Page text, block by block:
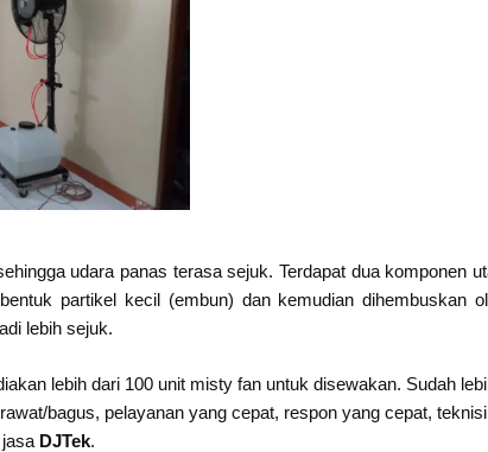
udara panas terasa sejuk. Terdapat dua komponen
partikel kecil (embun) dan kemudian dihembuskan
lebih sejuk.
lebih dari 100 unit misty fan untuk disewakan. Sudah
bagus, pelayanan yang cepat, respon yang cepat,
DJTek.